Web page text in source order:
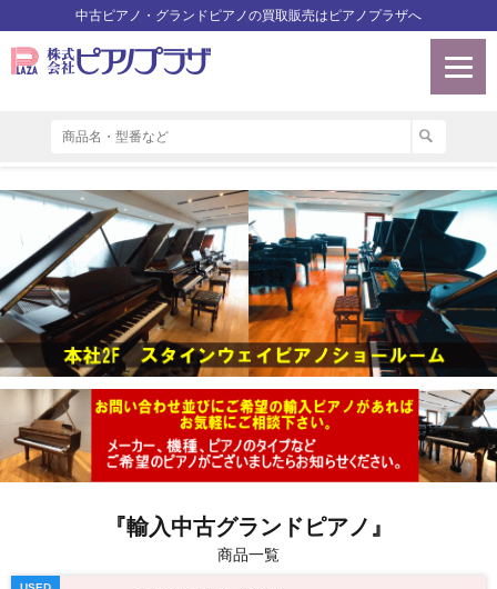
中古ピアノ・グランドピアノの買取販売はピアノプラザへ
『輸入中古グランドピアノ』
商品一覧